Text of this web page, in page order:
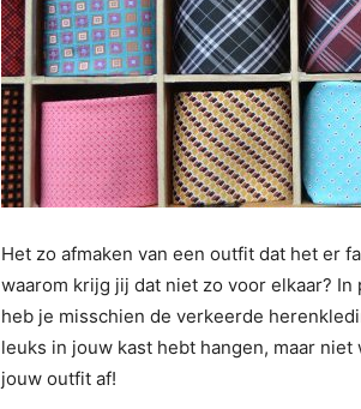
Het zo afmaken van een outfit dat het er
waarom krijg jij dat niet zo voor elkaar?
heb je misschien de verkeerde
leuks in jouw kast hebt hangen, maar
jouw outfit af!